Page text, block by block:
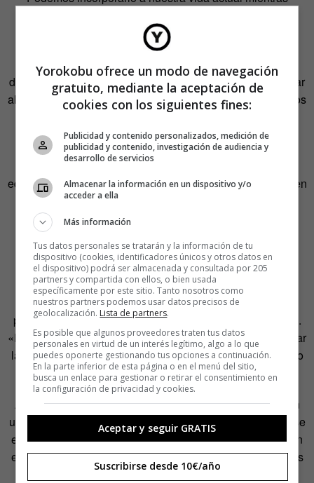
sociedad avance».
Con ese convencimiento de rescatar del olvido y la
destrucción aquel estilo de vida y de arquitectura para crear
algo nuevo desde su base, Heller explora las calles de esos
suburbios de Palm Springs cámara en mano, algo que le
permite salir del estudio y divertirse.
Recorre las calles y fotografía vecindarios, casas,
edificios… Unas veces lleva alguna idea predeterminada en
la cabeza de lo que está buscando y acude a lugares y
zonas concretas. Otras, simplemente pasea, observa,
Luego pasa esas fotos al ordenador y edita las imágenes
que ha captado. Ajusta su composición, edita objetos
superfluos, ajusta colores… Cuando da con la imagen
perfecta, la proyecta sobre el lienzo y empieza a dibujarla.
«Esto me da un cierto grado de precisión a la hora de captar
las proporciones adecuadas (es especialmente útil cuando
se renderizan coches)», explica.
Acabado ese proceso, empieza a pintar comenzando con
una capa base de colores algo apagados, solo centrándose
en los valores correctos. Capa a capa «llego a un punto en
el que si voy más lejos solo estropearé el cuadro. Después
de un tiempo, barnizo y enmarco la pieza, y ya está lista
Yorokobu ofrece un modo de navegación
gratuito, mediante la aceptación de
cookies con los siguientes fines:
Publicidad y contenido personalizados, medición de
publicidad y contenido, investigación de audiencia y
desarrollo de servicios
Almacenar la información en un dispositivo y/o
acceder a ella
Más información
Tus datos personales se tratarán y la información de tu
dispositivo (cookies, identificadores únicos y otros datos en
el dispositivo) podrá ser almacenada y consultada por 205
partners y compartida con ellos, o bien usada
específicamente por este sitio. Tanto nosotros como
nuestros partners podemos usar datos precisos de
geolocalización. Lista de partners.
Es posible que algunos proveedores traten tus datos
personales en virtud de un interés legítimo, algo a lo que
puedes oponerte gestionando tus opciones a continuación.
En la parte inferior de esta página o en el menú del sitio,
busca un enlace para gestionar o retirar el consentimiento en
la configuración de privacidad y cookies.
Aceptar y seguir GRATIS
Suscribirse desde 10€/año